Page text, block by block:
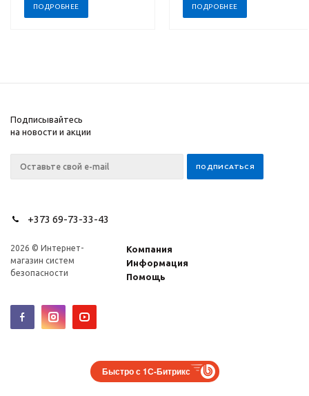
ПОДРОБНЕЕ ПОДРОБНЕЕ
Подписывайтесь
на новости и акции
+373 69-73-33-43
2026 © Интернет-
магазин систем
безопасности
Компания
Информация
Помощь
Быстро с 1С-Битрикс